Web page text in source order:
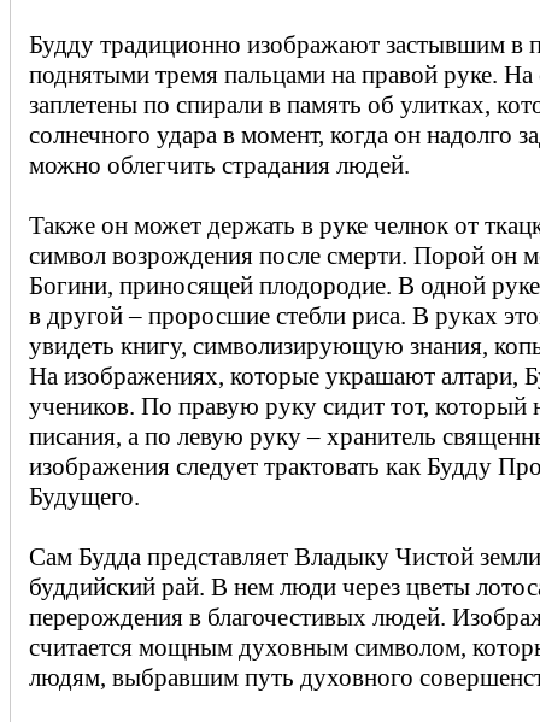
Будду традиционно изображают застывшим в
поднятыми тремя пальцами на правой руке. На
заплетены по спирали в память об улитках,
солнечного удара в момент, когда он надолго
можно облегчить страдания людей.
Также он может держать в руке челнок от
символ возрождения после смерти. Порой он
Богини, приносящей плодородие. В одной
в другой – проросшие стебли риса. В руках
увидеть книгу, символизирующую знания,
На изображениях, которые украшают алтари,
учеников. По правую руку сидит тот, который
писания, а по левую руку – хранитель
изображения следует трактовать как Будду
Будущего.
Сам Будда представляет Владыку Чистой
буддийский рай. В нем люди через цветы
перерождения в благочестивых людей.
считается мощным духовным символом,
людям, выбравшим путь духовного